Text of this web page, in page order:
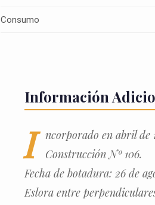
Consumo
Información
I
ncorporado en abril de
Construcción Nº 106.
Fecha de botadura: 26 de
Eslora entre